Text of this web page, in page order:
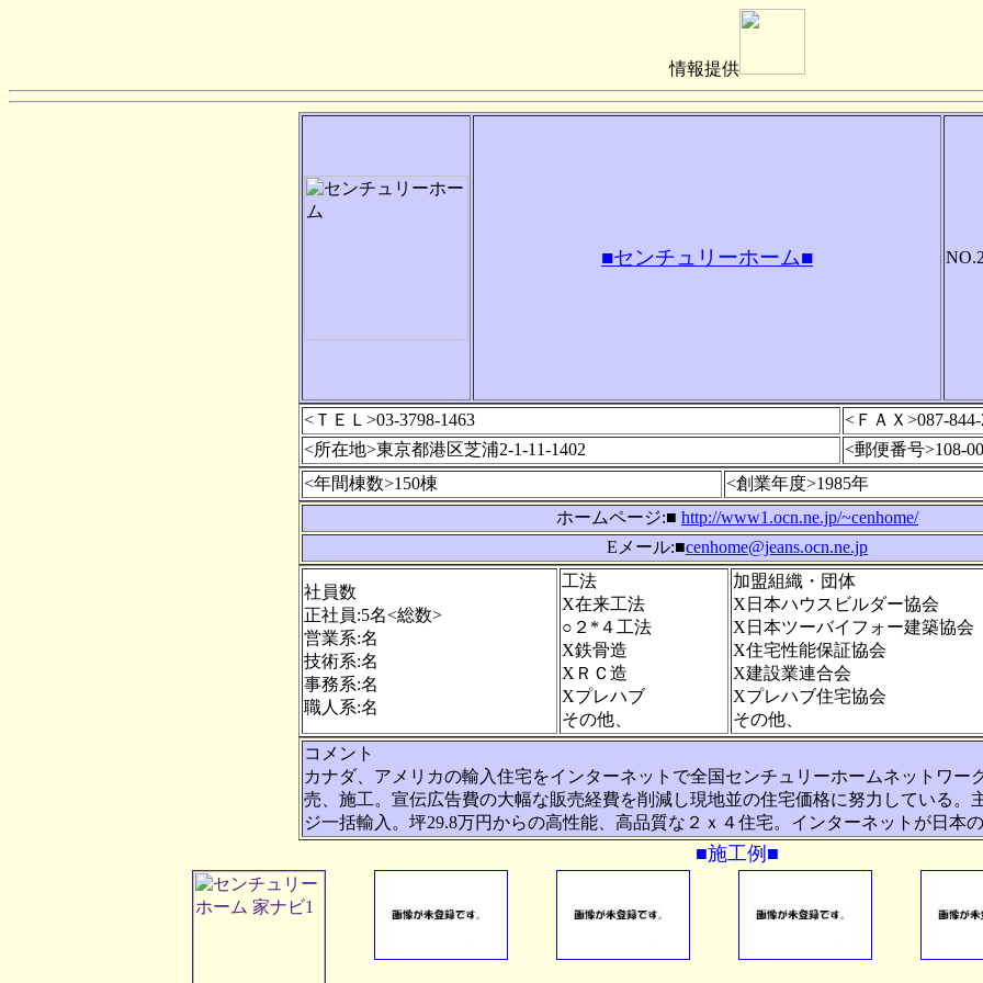
情報提供
■センチュリーホーム■
<ＴＥＬ>03-3798-1463
<ＦＡＸ>087-844-
<所在地>東京都港区芝浦2-1-11-1402
<郵便番号>108-
<年間棟数>150棟
<創業年度>1985年
ホームページ:■ http://www1.ocn.ne.jp/~cenhome/
Eメール:■cenhome@jeans.ocn.ne.jp
社員数
正社員:5名<総数>
営業系:名
技術系:名
事務系:名
職人系:名
工法
X在来工法
○２*４工法
X鉄骨造
XＲＣ造
Xプレハブ
その他、
加盟組織・団体
X日本ハウスビルダー協会
X日本ツーバイフォー建築協会
X住宅性能保証協会
X建設業連合会
Xプレハブ住宅協会
その他、
コメント
カナダ、アメリカの輸入住宅をインターネットで全国センチュリーホームネットワー
売、施工。宣伝広告費の大幅な販売経費を削減し現地並の住宅価格に努力している。
ジ一括輸入。坪29.8万円からの高性能、高品質な２ｘ４住宅。インターネットが日本
■施工例■